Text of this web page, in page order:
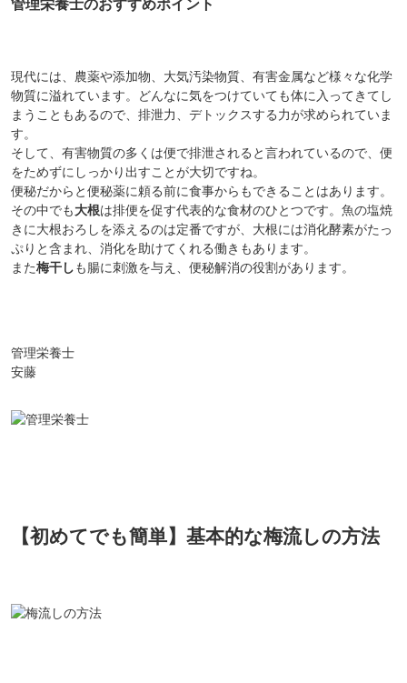
管理栄養士のおすすめポイント
現代には、農薬や添加物、大気汚染物質、有害金属など様々な化学
物質に溢れています。どんなに気をつけていても体に入ってきてし
まうこともあるので、排泄力、デトックスする力が求められていま
す。
そして、有害物質の多くは便で排泄されると言われているので、便
をためずにしっかり出すことが大切ですね。
便秘だからと便秘薬に頼る前に食事からもできることはあります。
その中でも大根は排便を促す代表的な食材のひとつです。魚の塩焼
きに大根おろしを添えるのは定番ですが、大根には消化酵素がたっ
ぷりと含まれ、消化を助けてくれる働きもあります。
また梅干しも腸に刺激を与え、便秘解消の役割があります。
管理栄養士
安藤
【初めてでも簡単】基本的な梅流しの方法